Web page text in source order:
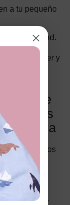
a tu pequeño
y comodidad.
lindo suéter y
tiras de
cuadros
pequeña
pasos? Estos
tan
un diseño
y
y con estilo.